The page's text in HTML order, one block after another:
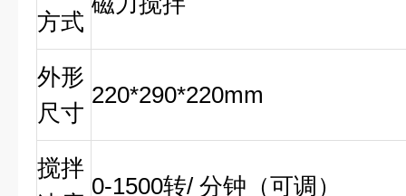
方式
外形
尺寸
220*290*220mm
搅拌
0-1500转/ 分钟（可调）